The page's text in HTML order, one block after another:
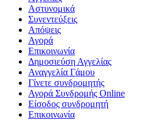
Αστυνομικά
Συνεντεύξεις
Απόψεις
Αγορά
Επικοινωνία
Δημοσιεύση Αγγελίας
Αναγγελία Γάμου
Γίνετε συνδρομητής
Αγορά Συνδρομής Online
Είσοδος συνδρομητή
Επικοινωνία